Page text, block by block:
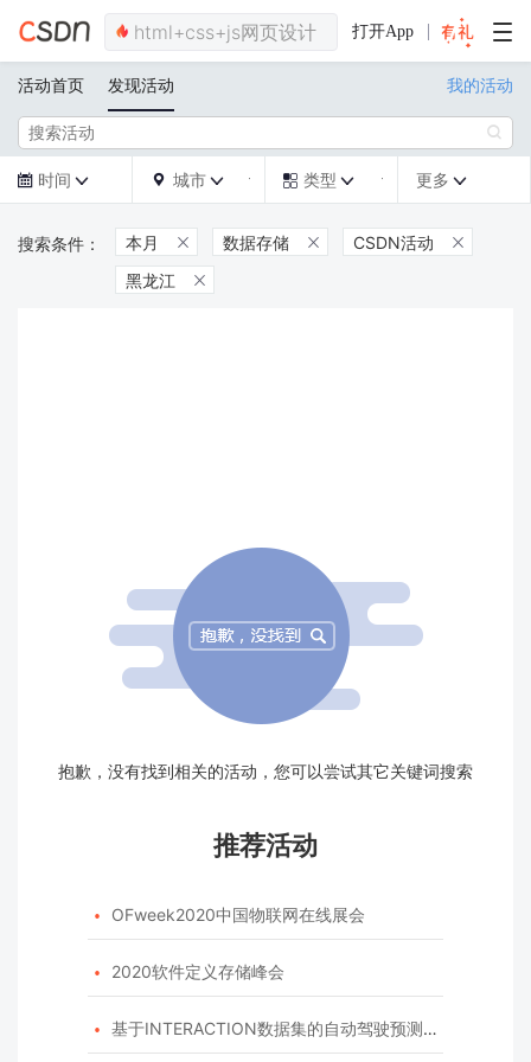
打开App
活动首页 发现活动 我的活动

 时间   城市   类型  更多 
本月  数据存储  CSDN活动 
黑龙江 
抱歉，没有找到相关的活动，您可以尝试其它关键词搜索
推荐活动
 OFweek2020中国物联网在线展会
 2020软件定义存储峰会
 基于INTERACTION数据集的自动驾驶预测模型挑战赛